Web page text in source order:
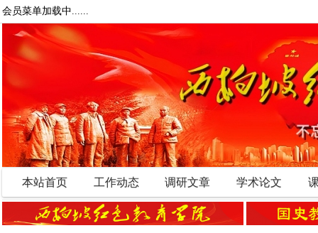
会员菜单加载中......
本站首页 工作动态 调研文章 学术论文